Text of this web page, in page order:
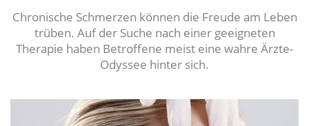
Chronische Schmerzen können die Freude am Leben
trüben. Auf der Suche nach einer geeigneten
Therapie haben Betroffene meist eine wahre Ärzte-
Odyssee hinter sich.